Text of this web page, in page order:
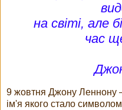
на світі, але
час
9 жовтня Джону Леннону
ім'я якого стало